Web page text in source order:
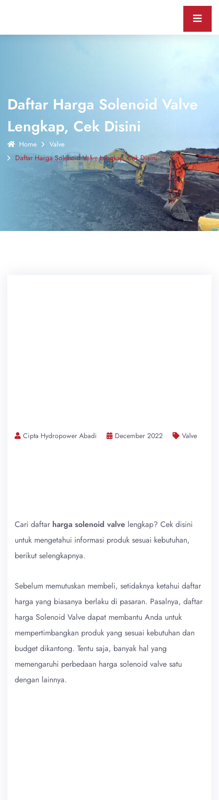
Daftar Harga Solenoid Valve
Lengkap, Cek Disini
Home
Valve
Daftar Harga Solenoid Valve Lengkap, Cek Disini
Cipta Hydropower Abadi December 2022 Valve
Cari daftar harga solenoid valve lengkap? Cek disini
untuk mengetahui informasi produk sesuai kebutuhan,
berikut selengkapnya.
Sebelum memutuskan membeli, setidaknya ketahui daftar
harga yang biasanya berlaku di pasaran. Pasalnya, daftar
harga Solenoid Valve dapat membantu Anda untuk
mempertimbangkan produk yang sesuai kebutuhan dan
budget dikantong. Tentu saja, banyak hal yang
memengaruhi perbedaan harga solenoid valve satu
dengan lainnya.